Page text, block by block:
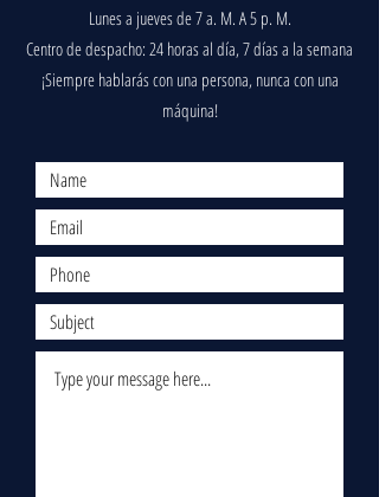
Lunes a jueves de 7 a. M. A 5 p. M.
Centro de despacho: 24 horas al día, 7 días a la semana
¡Siempre hablarás con una persona, nunca con una
máquina!